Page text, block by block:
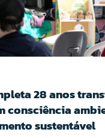
28 anos
consciência
sustentável